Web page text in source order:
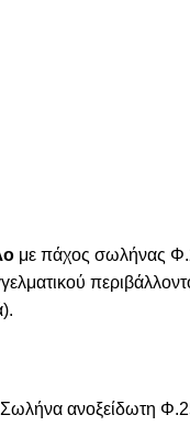
με πάχος σωλήνας
ανοξείδωτη